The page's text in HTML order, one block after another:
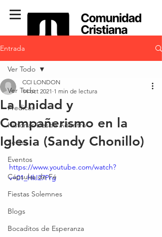
Entrada
Ver Todo
Predicas
Historias Desde Adentro
Series
Eventos
Cápsulas de Fé
Fiestas Solemnes
Blogs
Bocaditos de Esperanza
Ver Todo
La Unidad y
Compañerismo en la
Iglesia (Sandy Chonillo)
CCI LONDON
14 oct 2021 1 min de lectura
https://www.youtube.com/watch?
v=01_HkI27Prg